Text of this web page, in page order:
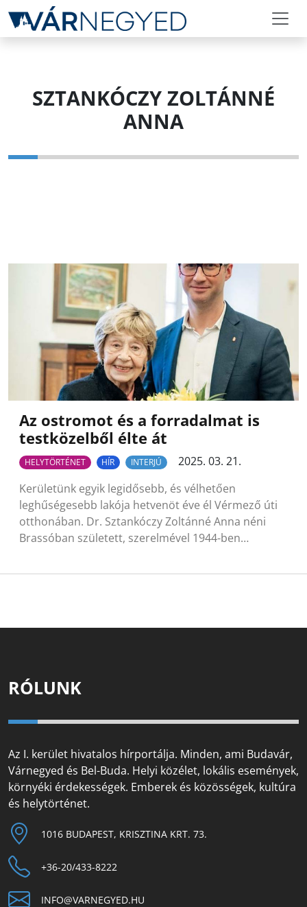
SZTANKÓCZY ZOLTÁNNÉ
ANNA
Az ostromot és a forradalmat is
testközelből élte át
HELYTÖRTÉNET HÍR INTERJÚ
2025. 03. 21.
Kerületünk egyik legidősebb, és vélhetően
leghűségesebb lakója hetvenöt éve él Vérmező úti
otthonában. Dr. Sztankóczy Zoltánné Anna néni
Brassóban született, szerelmével 1944-ben…
RÓLUNK
Az I. kerület hivatalos hírportálja. Minden, ami Budavár,
Várnegyed és Bel-Buda. Helyi közélet, lokális események,
környéki érdekességek. Emberek és közösségek, kultúra
és helytörténet.
1016 BUDAPEST, KRISZTINA KRT. 73.
+36-20/433-8222
INFO@VARNEGYED.HU